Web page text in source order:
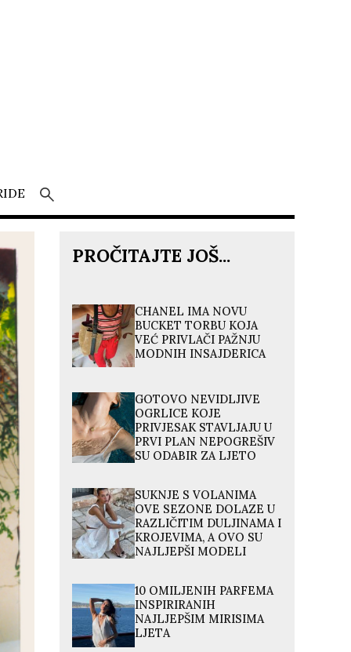
PROČITAJTE JOŠ...
CHANEL IMA NOVU
BUCKET TORBU KOJA
VEĆ PRIVLAČI PAŽNJU
MODNIH INSAJDERICA
GOTOVO NEVIDLJIVE
OGRLICE KOJE
PRIVJESAK STAVLJAJU U
PRVI PLAN NEPOGREŠIV
SU ODABIR ZA LJETO
SUKNJE S VOLANIMA
OVE SEZONE DOLAZE U
RAZLIČITIM DULJINAMA I
KROJEVIMA, A OVO SU
NAJLJEPŠI MODELI
10 OMILJENIH PARFEMA
INSPIRIRANIH
NAJLJEPŠIM MIRISIMA
LJETA